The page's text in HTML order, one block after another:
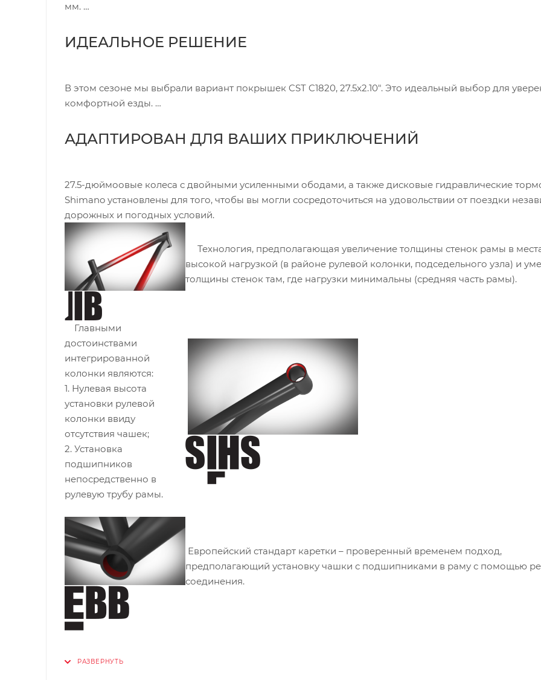
мм.
ИДЕАЛЬНОЕ РЕШЕНИЕ
В этом сезоне мы выбрали вариант покрышек CST C1820, 27.5x2.10". Это идеальный выбор для
комфортной езды.
АДАПТИРОВАН ДЛЯ ВАШИХ ПРИКЛЮЧЕНИЙ
27.5-дюймоовые колеса с двойными усиленными ободами, а также дисковые гидравлические
Shimano установлены для того, чтобы вы могли сосредоточиться на удовольствии от поездки
дорожных и погодных условий.
Технология, предполагающая увеличение толщины стенок рамы в
высокой нагрузкой (в районе рулевой колонки, подседельного узла) и
толщины стенок там, где нагрузки минимальны (средняя часть рамы).
Главными
достоинствами
интегрированной
колонки являются:
1. Нулевая высота
установки рулевой
колонки ввиду
отсутствия чашек;
2. Установка
подшипников
непосредственно в
рулевую трубу рамы.
Европейский стандарт каретки – проверенный временем подход,
предполагающий установку чашки с подшипниками в раму с помощью
соединения.